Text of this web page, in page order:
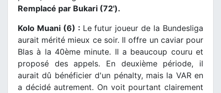
Remplacé par Bukari (72').
Kolo Muani (6) : Le futur joueur de la Bundesliga
aurait mérité mieux ce soir. Il offre un caviar pour
Blas à la 40ème minute. Il a beaucoup couru et
proposé des appels. En deuxième période, il
aurait dû bénéficier d'un pénalty, mais la VAR en
a décidé autrement. On voit pourtant clairement